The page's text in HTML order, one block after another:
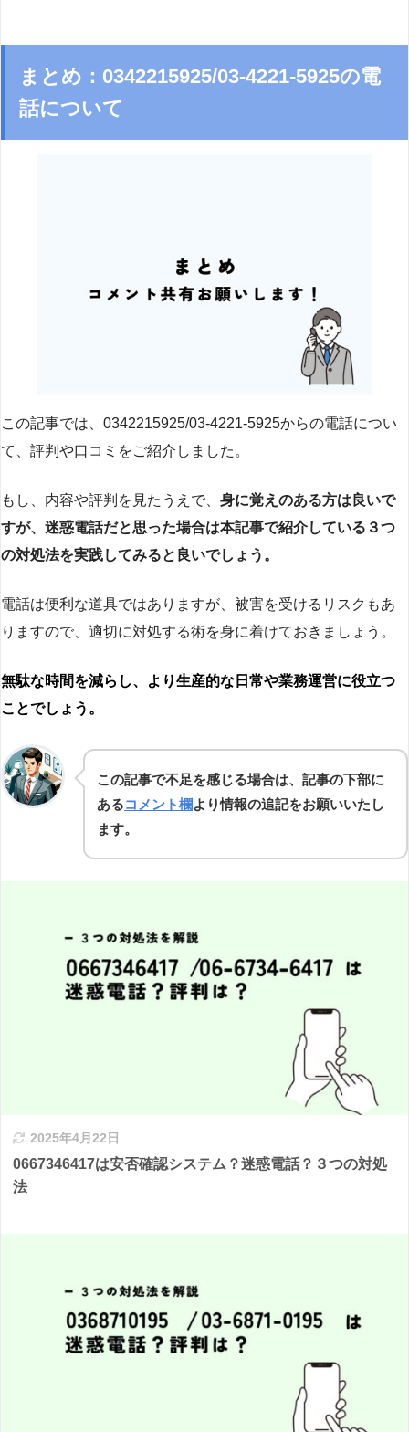
まとめ：0342215925/03-4221-5925の電
話について
この記事では、0342215925/03-4221-5925からの電話につい
て、評判や口コミをご紹介しました。
もし、内容や評判を見たうえで、 身に覚えのある方は良いで
すが、迷惑電話だと思った場合は本記事で紹介している３つ
の対処法を実践してみると良いでしょう。
電話は便利な道具ではありますが、被害を受けるリスクもあ
りますので、適切に対処する術を身に着けておきましょう。
無駄な時間を減らし、より生産的な日常や業務運営に役立つ
ことでしょう。
この記事で不足を感じる場合は、記事の下部に
あるコメント欄より情報の追記をお願いいたし
ます。
2025年4月22日
0667346417は安否確認システム？迷惑電話？３つの対処
法